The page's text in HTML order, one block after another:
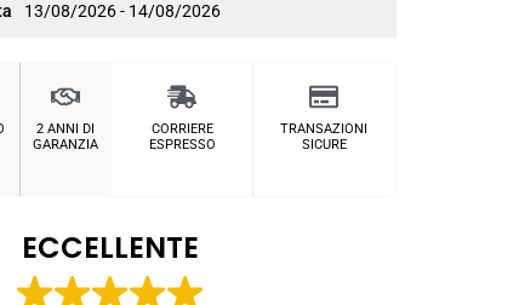
13/08/2026 - 14/08/2026
2 ANNI DI
GARANZIA
CORRIERE
ESPRESSO
TRANSAZIONI
SICURE
ECCELLENTE